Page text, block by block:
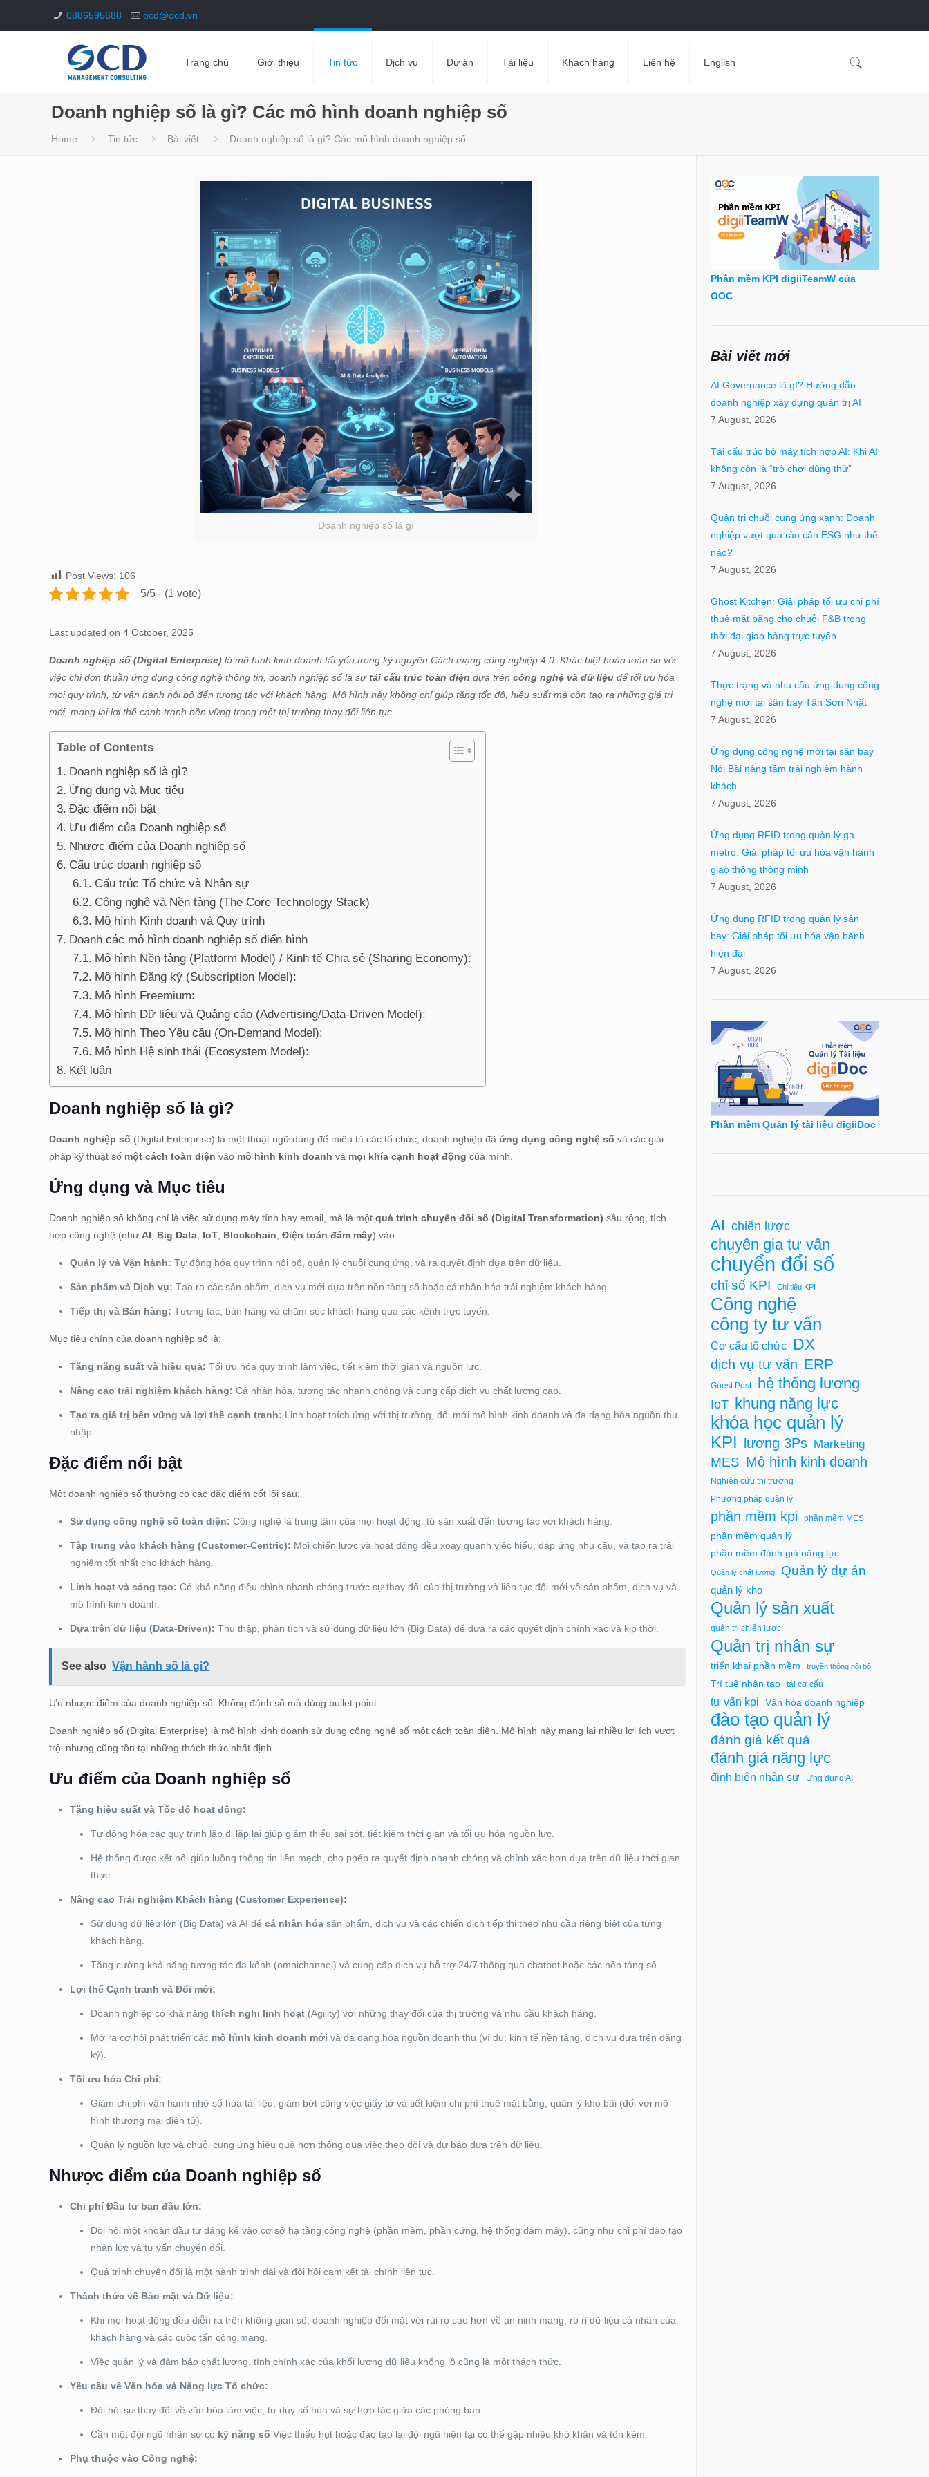
0886595688 ocd@ocd.vn
Trang chủ Giới thiệu Tin tức Dịch vụ Dự án Tài liệu Khách hàng Liên hệ English
Doanh nghiệp số là gì? Các mô hình doanh nghiệp số
Home Tin tức Bài viết Doanh nghiệp số là gì? Các mô hình doanh nghiệp số
Doanh nghiệp số là gì
Post Views: 106
5/5 - (1 vote)
Last updated on 4 October, 2025
Doanh nghiệp số (Digital Enterprise) là mô hình kinh doanh tất yếu trong kỷ nguyên Cách mạng công nghiệp 4.0. Khác biệt hoàn toàn so với
việc chỉ đơn thuần ứng dụng công nghệ thông tin, doanh nghiệp số là sựtái cấu trúc toàn diện dựa trêncông nghệ và dữ liệu để tối ưu hóa
mọi quy trình, từ vận hành nội bộ đến tương tác với khách hàng. Mô hình này không chỉ giúp tăng tốc độ, hiệu suất mà còn tạo ra những giá trị
mới, mang lại lợi thế cạnh tranh bền vững trong một thị trường thay đổi liên tục.
Table of Contents
Doanh nghiệp số là gì?
Ứng dụng và Mục tiêu
Đặc điểm nổi bật
Ưu điểm của Doanh nghiệp số
Nhược điểm của Doanh nghiệp số
Cấu trúc doanh nghiệp số
Cấu trúc Tổ chức và Nhân sự
Công nghệ và Nền tảng (The Core Technology Stack)
Mô hình Kinh doanh và Quy trình
Doanh các mô hình doanh nghiệp số điển hình
Mô hình Nền tảng (Platform Model) / Kinh tế Chia sẻ (Sharing Economy):
Mô hình Đăng ký (Subscription Model):
Mô hình Freemium:
Mô hình Dữ liệu và Quảng cáo (Advertising/Data-Driven Model):
Mô hình Theo Yêu cầu (On-Demand Model):
Mô hình Hệ sinh thái (Ecosystem Model):
Kết luận
Doanh nghiệp số là gì?
Doanh nghiệp số (Digital Enterprise) là một thuật ngữ dùng để miêu tả các tổ chức, doanh nghiệp đã ứng dụng công nghệ số và các giải
pháp kỹ thuật số một cách toàn diện vào mô hình kinh doanh và mọi khía cạnh hoạt động của mình.
Ứng dụng và Mục tiêu
Doanh nghiệp số không chỉ là việc sử dụng máy tính hay email, mà là mộtquá trình chuyển đổi số (Digital Transformation) sâu rộng, tích
hợp công nghệ (như AI Big Data IoT Blockchain ,Điện toán đám mây) vào:
Quản lý và Vận hành: Tự động hóa quy trình nội bộ, quản lý chuỗi cung ứng, và ra quyết định dựa trên dữ liệu.
Sản phẩm và Dịch vụ: Tạo ra các sản phẩm, dịch vụ mới dựa trên nền tảng số hoặc cá nhân hóa trải nghiệm khách hàng.
Tiếp thị và Bán hàng: Tương tác, bán hàng và chăm sóc khách hàng qua các kênh trực tuyến.
Mục tiêu chính của doanh nghiệp số là:
Tăng năng suất và hiệu quả: Tối ưu hóa quy trình làm việc, tiết kiệm thời gian và nguồn lực.
Nâng cao trải nghiệm khách hàng: Cá nhân hóa, tương tác nhanh chóng và cung cấp dịch vụ chất lượng cao.
Tạo ra giá trị bền vững và lợi thế cạnh tranh: Linh hoạt thích ứng với thị trường, đổi mới mô hình kinh doanh và đa dạng hóa nguồn thu
nhập.
Đặc điểm nổi bật
Một doanh nghiệp số thường có các đặc điểm cốt lõi sau:
Sử dụng công nghệ số toàn diện: Công nghệ là trung tâm của mọi hoạt động, từ sản xuất đến tương tác với khách hàng.
Tập trung vào khách hàng (Customer-Centric): Mọi chiến lược và hoạt động đều xoay quanh việc hiểu, đáp ứng nhu cầu, và tạo ra trải
nghiệm tốt nhất cho khách hàng.
Linh hoạt và sáng tạo: Có khả năng điều chỉnh nhanh chóng trước sự thay đổi của thị trường và liên tục đổi mới về sản phẩm, dịch vụ và
mô hình kinh doanh.
Dựa trên dữ liệu (Data-Driven): Thu thập, phân tích và sử dụng dữ liệu lớn (Big Data) để đưa ra các quyết định chính xác và kịp thời.
See also Vận hành số là gì?
Ưu nhược điểm của doanh nghiệp số. Không đánh số mà dùng bullet point
Doanh nghiệp số (Digital Enterprise) là mô hình kinh doanh sử dụng công nghệ số một cách toàn diện. Mô hình này mang lại nhiều lợi ích vượt
trội nhưng cũng tồn tại những thách thức nhất định.
Ưu điểm của Doanh nghiệp số
Tăng hiệu suất và Tốc độ hoạt động:
Tự động hóa các quy trình lặp đi lặp lại giúp giảm thiểu sai sót, tiết kiệm thời gian và tối ưu hóa nguồn lực.
Hệ thống được kết nối giúp luồng thông tin liền mạch, cho phép ra quyết định nhanh chóng và chính xác hơn dựa trên dữ liệu thời gian
thực.
Nâng cao Trải nghiệm Khách hàng (Customer Experience):
Sử dụng dữ liệu lớn (Big Data) và AI đểcá nhân hóa sản phẩm, dịch vụ và các chiến dịch tiếp thị theo nhu cầu riêng biệt của từng
khách hàng.
Tăng cường khả năng tương tác đa kênh (omnichannel) và cung cấp dịch vụ hỗ trợ 24/7 thông qua chatbot hoặc các nền tảng số.
Lợi thế Cạnh tranh và Đổi mới:
Doanh nghiệp có khả năngthích nghi linh hoạt (Agility) với những thay đổi của thị trường và nhu cầu khách hàng.
Mở ra cơ hội phát triển các mô hình kinh doanh mới và đa dạng hóa nguồn doanh thu (ví dụ: kinh tế nền tảng, dịch vụ dựa trên đăng
ký).
Tối ưu hóa Chi phí:
Giảm chi phí vận hành nhờ số hóa tài liệu, giảm bớt công việc giấy tờ và tiết kiệm chi phí thuê mặt bằng, quản lý kho bãi (đối với mô
hình thương mại điện tử).
Quản lý nguồn lực và chuỗi cung ứng hiệu quả hơn thông qua việc theo dõi và dự báo dựa trên dữ liệu.
Nhược điểm của Doanh nghiệp số
Chi phí Đầu tư ban đầu lớn:
Đòi hỏi một khoản đầu tư đáng kể vào cơ sở hạ tầng công nghệ (phần mềm, phần cứng, hệ thống đám mây), cũng như chi phí đào tạo
nhân lực và tư vấn chuyển đổi.
Quá trình chuyển đổi là một hành trình dài và đòi hỏi cam kết tài chính liên tục.
Thách thức về Bảo mật và Dữ liệu:
Khi mọi hoạt động đều diễn ra trên không gian số, doanh nghiệp đối mặt với rủi ro cao hơn về an ninh mạng, rò rỉ dữ liệu cá nhân của
khách hàng và các cuộc tấn công mạng.
Việc quản lý và đảm bảo chất lượng, tính chính xác của khối lượng dữ liệu khổng lồ cũng là một thách thức.
Yêu cầu về Văn hóa và Năng lực Tổ chức:
Đòi hỏi sự thay đổi về văn hóa làm việc, tư duy số hóa và sự hợp tác giữa các phòng ban.
Cần một đội ngũ nhân sự có kỹ năng số Việc thiếu hụt hoặc đào tạo lại đội ngũ hiện tại có thể gặp nhiều khó khăn và tốn kém.
Phụ thuộc vào Công nghệ:
Phần mềm KPI digiiTeamW của
OOC
Bài viết mới
AI Governance là gì? Hướng dẫn
doanh nghiệp xây dựng quản trị AI
7 August, 2026
Tái cấu trúc bộ máy tích hợp AI: Khi AI
không còn là “trò chơi dùng thử”
7 August, 2026
Quản trị chuỗi cung ứng xanh: Doanh
nghiệp vượt qua rào cản ESG như thế
nào?
7 August, 2026
Ghost Kitchen: Giải pháp tối ưu chi phí
thuê mặt bằng cho chuỗi F&B trong
thời đại giao hàng trực tuyến
7 August, 2026
Thực trạng và nhu cầu ứng dụng công
nghệ mới tại sân bay Tân Sơn Nhất
7 August, 2026
Ứng dụng công nghệ mới tại sân bay
Nội Bài nâng tầm trải nghiệm hành
khách
7 August, 2026
Ứng dụng RFID trong quản lý ga
metro: Giải pháp tối ưu hóa vận hành
giao thông thông minh
7 August, 2026
Ứng dụng RFID trong quản lý sân
bay: Giải pháp tối ưu hóa vận hành
hiện đại
7 August, 2026
Phần mềm Quản lý tài liệu digiiDoc
AI chiến lược
chuyên gia tư vấn
chuyển đổi số
chỉ số KPI Chỉ tiêu KPI
Công nghệ
công ty tư vấn
Cơ cấu tổ chức DX
dịch vụ tư vấn ERP
Guest Post hệ thống lương
IoT khung năng lực
khóa học quản lý
KPI lương 3Ps Marketing
MES Mô hình kinh doanh
Nghiên cứu thị trường
Phương pháp quản lý
phần mềm kpi phần mềm MES
phần mềm quản lý
phần mềm đánh giá năng lực
Quản lý chất lượng Quản lý dự án
quản lý kho
Quản lý sản xuất
quản trị chiến lược
Quản trị nhân sự
triển khai phần mềm truyền thông nội bộ
Trí tuệ nhân tạo tái cơ cấu
tư vấn kpi Văn hóa doanh nghiệp
đào tạo quản lý
đánh giá kết quả
đánh giá năng lực
định biên nhân sự Ứng dụng AI